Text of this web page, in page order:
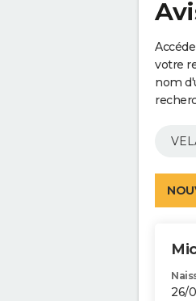
votre
nom
26/